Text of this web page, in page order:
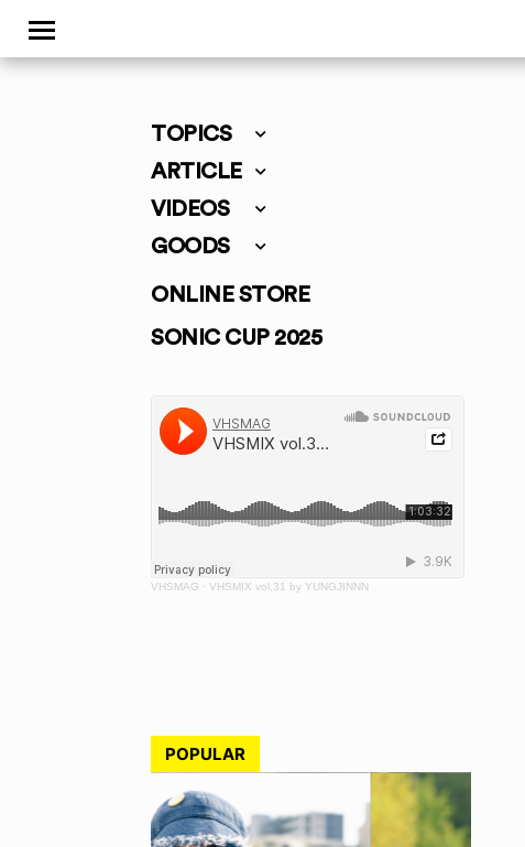
TOPICS
ARTICLE
VIDEOS
GOODS
ONLINE STORE
SONIC CUP 2025
VHSMAG · VHSMIX vol.31 by YUNGJINNN
POPULAR